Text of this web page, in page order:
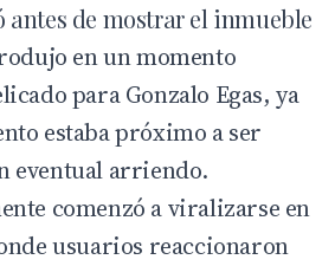
de mostrar el inmueble
en un momento
para Gonzalo Egas, ya
estaba próximo a ser
eventual arriendo.
comenzó a viralizarse en
usuarios reaccionaron